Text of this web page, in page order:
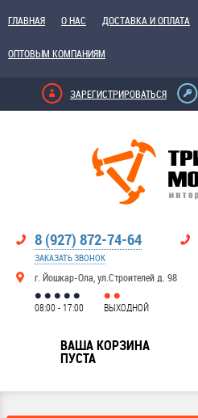
ГЛАВНАЯ О НАС ДОСТАВКА И ОПЛАТА
ОПТОВЫМ КОМПАНИЯМ
ЗАРЕГИСТРИРОВАТЬСЯ
8 (927) 872-74-64
ЗАКАЗАТЬ ЗВОНОК
г. Йошкар-Ола, ул.Строителей д. 98
08:00 - 17:00 ВЫХОДНОЙ
ВАША КОРЗИНА
ПУСТА